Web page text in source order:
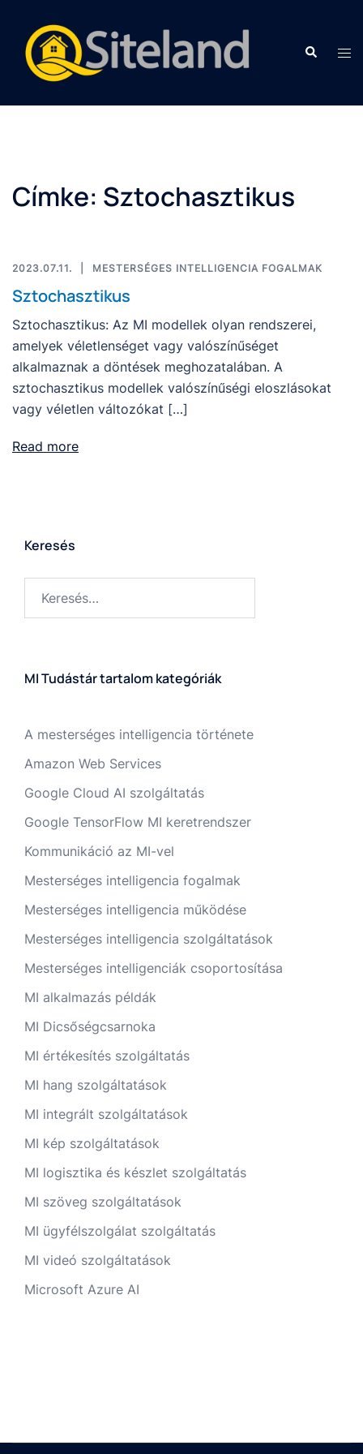
Címke: Sztochasztikus
2023.07.11. MESTERSÉGES INTELLIGENCIA FOGALMAK
Sztochasztikus
Sztochasztikus: Az MI modellek olyan rendszerei,
amelyek véletlenséget vagy valószínűséget
alkalmaznak a döntések meghozatalában. A
sztochasztikus modellek valószínűségi eloszlásokat
vagy véletlen változókat […]
Read more
Keresés
MI Tudástár tartalom kategóriák
A mesterséges intelligencia története
Amazon Web Services
Google Cloud AI szolgáltatás
Google TensorFlow MI keretrendszer
Kommunikáció az MI-vel
Mesterséges intelligencia fogalmak
Mesterséges intelligencia működése
Mesterséges intelligencia szolgáltatások
Mesterséges intelligenciák csoportosítása
MI alkalmazás példák
MI Dicsőségcsarnoka
MI értékesítés szolgáltatás
MI hang szolgáltatások
MI integrált szolgáltatások
MI kép szolgáltatások
MI logisztika és készlet szolgáltatás
MI szöveg szolgáltatások
MI ügyfélszolgálat szolgáltatás
MI videó szolgáltatások
Microsoft Azure AI